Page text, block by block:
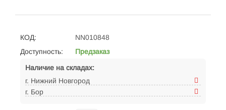
КОД:
NN010848
Доступность:
Предзаказ
Наличие на складах:
г. Нижний Новгород
г. Бор